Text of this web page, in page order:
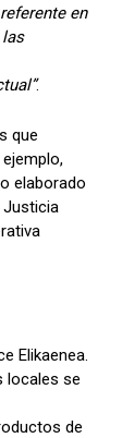
en
las
.
que
elaborado
Justicia
Elikaenea.
locales se
de